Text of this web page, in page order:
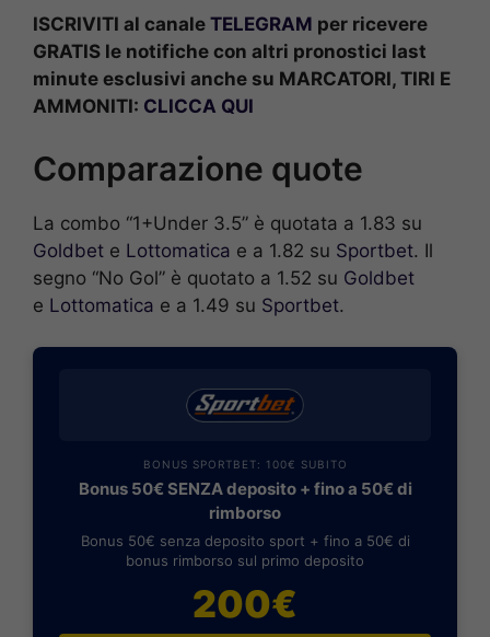
ISCRIVITI al canale TELEGRAM per ricevere
GRATIS le notifiche con altri pronostici last
minute esclusivi anche su MARCATORI, TIRI E
AMMONITI: CLICCA QUI
Comparazione quote
La combo “1+Under 3.5” è quotata a 1.83 su
Goldbet e Lottomatica e a 1.82 su Sportbet. Il
segno “No Gol” è quotato a 1.52 su Goldbet
e Lottomatica e a 1.49 su Sportbet.
BONUS SPORTBET: 100€ SUBITO
Bonus 50€ SENZA deposito + fino a 50€ di
rimborso
Bonus 50€ senza deposito sport + fino a 50€ di
bonus rimborso sul primo deposito
200€